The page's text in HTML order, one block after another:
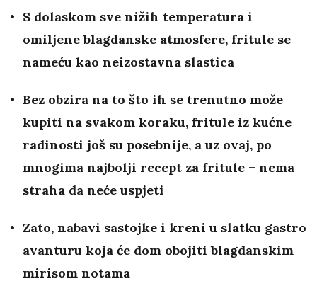
S dolaskom sve nižih temperatura i
omiljene blagdanske atmosfere, fritule se
nameću kao neizostavna slastica
Bez obzira na to što ih se trenutno može
kupiti na svakom koraku, fritule iz kućne
radinosti još su posebnije, a uz ovaj, po
mnogima najbolji recept za fritule – nema
straha da neće uspjeti
Zato, nabavi sastojke i kreni u slatku gastro
avanturu koja će dom obojiti blagdanskim
mirisom notama